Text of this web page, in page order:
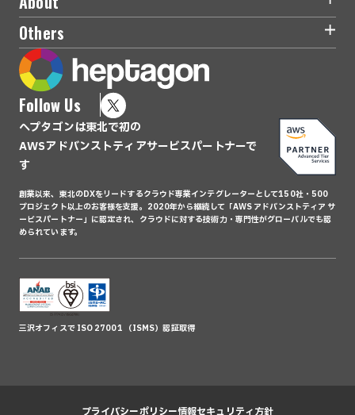
Others
Follow Us
ヘプタゴンは東北で初の
AWSアドバンストティアサービスパートナーで
す
創業以来、東北のDXをリードするクラウド専業インテグレーターとして150社・500
プロジェクト以上のお客様を支援。2020年から継続して「AWS アドバンストティア サ
ービスパートナー」に認定され、クラウドに対する技術力・専門性がグローバルでも認
められています。
三沢オフィスで ISO 27001 （ISMS）認証取得
プライバシーポリシー情報セキュリティ方針